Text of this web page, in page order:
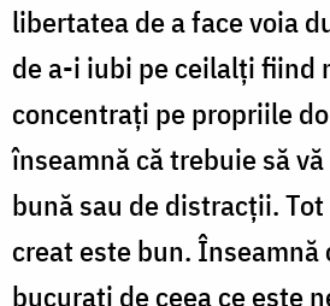
libertatea de a face voia
de a-i iubi pe ceilalţi fiind
concentraţi pe propriile
înseamnă că trebuie să
bună sau de distracţii.
creat este bun. Înseamnă
bucuraţi de ceea ce este